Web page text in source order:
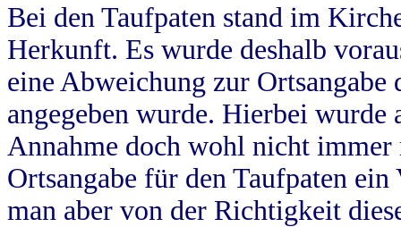
Bei den Taufpaten stand im
Herkunft. Es wurde deshalb
eine Abweichung zur
angegeben wurde. Hierbei wurde
Annahme doch wohl nicht
Ortsangabe für den Taufpaten
man aber von der Richtigkeit